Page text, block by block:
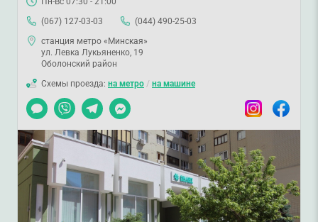
(067) 127-03-03
(044) 490-25-03
станция метро «Минская»
ул. Левка Лукьяненко, 19
Оболонский район
Схемы проезда: на метро / на машине
Чат
Viber TelegramMessenger InstagramFacebook